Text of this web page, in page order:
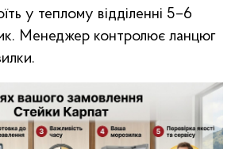
у теплому відділенні 5–6
Менеджер контролює ланцюг